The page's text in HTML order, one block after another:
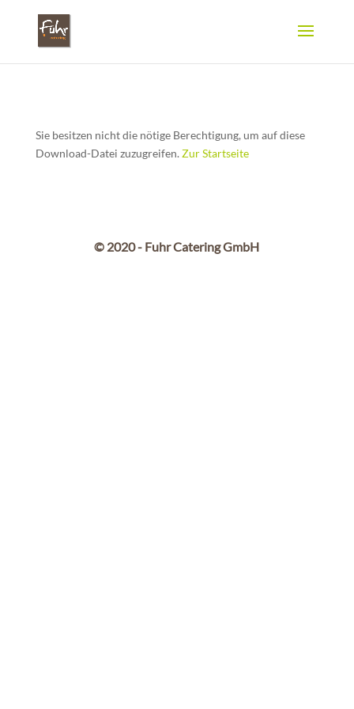
Sie besitzen nicht die nötige Berechtigung, um auf diese
Download-Datei zuzugreifen. Zur Startseite
© 2020 - Fuhr Catering GmbH